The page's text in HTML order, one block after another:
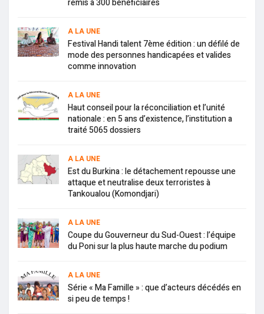
remis à 300 bénéficiaires
A LA UNE
Festival Handi talent 7ème édition : un défilé de
mode des personnes handicapées et valides
comme innovation
A LA UNE
Haut conseil pour la réconciliation et l’unité
nationale : en 5 ans d’existence, l’institution a
traité 5065 dossiers
A LA UNE
Est du Burkina : le détachement repousse une
attaque et neutralise deux terroristes à
Tankoualou (Komondjari)
A LA UNE
Coupe du Gouverneur du Sud-Ouest : l’équipe
du Poni sur la plus haute marche du podium
A LA UNE
Série « Ma Famille » : que d’acteurs décédés en
si peu de temps !